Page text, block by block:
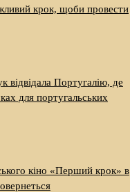
крок, щоби провести
відвідала Португалію, де
для португальських
кіно «Перший крок» в